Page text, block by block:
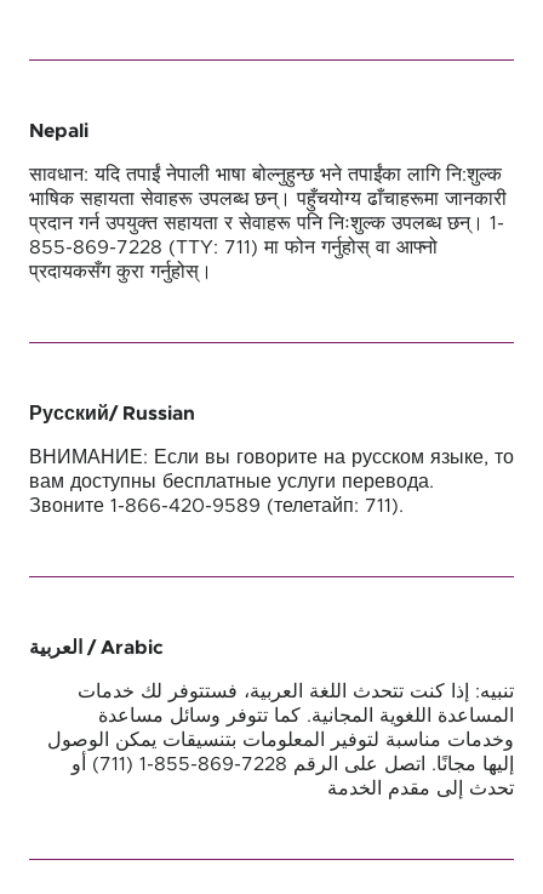
Nepali
सावधान: यदि तपाईं नेपाली भाषा बोल्नुहुन्छ भने तपाईंका लागि नि:शुल्क
भाषिक सहायता सेवाहरू उपलब्ध छन्। पहुँचयोग्य ढाँचाहरूमा जानकारी
प्रदान गर्न उपयुक्त सहायता र सेवाहरू पनि निःशुल्क उपलब्ध छन्। 1-
855-869-7228 (TTY: 711) मा फोन गर्नुहोस् वा आफ्नो
प्रदायकसँग कुरा गर्नुहोस्।
Русский/ Russian
ВНИМАНИЕ: Если вы говорите на русском языке, то
вам доступны бесплатные услуги перевода.
Звоните 1-866-420-9589 (телетайп: 711).
/ Arabic
تنبيه: إذا كنت تتحدث اللغة العربية، فستتوفر لك خدمات
المساعدة اللغوية المجانية. كما تتوفر وسائل مساعدة
وخدمات مناسبة لتوفير المعلومات بتنسيقات يمكن الوصول
إليها مجانًا. اتصل على الرقم 7228-869-855-1 (711) أو
تحدث إلى مقدم الخدمة